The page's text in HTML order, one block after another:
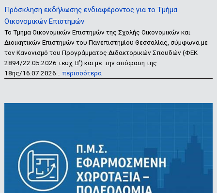
Πρόσκληση εκδήλωσης ενδιαφέροντος για το Τμήμα
Οικονομικών Επιστημών
Το Τμήμα Οικονομικών Επιστημών της Σχολής Οικονομικών και
Διοικητικών Επιστημών του Πανεπιστημίου Θεσσαλίας, σύμφωνα με
τον Κανονισμό του Προγράμματος Διδακτορικών Σπουδών (ΦΕΚ
2894/22.05.2026 τευχ. Β’) και με την απόφαση της
18ης/16.07.2026… περισσότερα